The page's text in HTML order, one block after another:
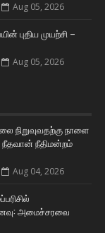
Aug 05, 2026
புதிய முயற்சி –
Aug 05, 2026
நிறுவுவதற்கு நாளை
நீதவான் நீதிமன்றம்
Aug 04, 2026
அமைச்சரவை